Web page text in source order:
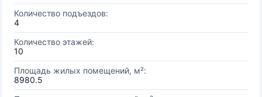
Количество подъездов:
4
Количество этажей:
10
Площадь жилых помещений, м²:
8980.5